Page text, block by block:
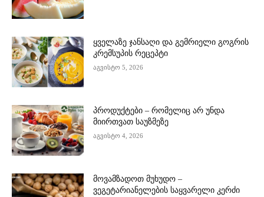
ყველაზე ჯანსაღი და გემრიელი გოგრის
კრემსუპის რეცეპტი
აგვისტო 5, 2026
პროდუქტები – რომელიც არ უნდა
მიირთვათ საუზმეზე
აგვისტო 4, 2026
მოვამზადოთ მუხუდო –
ვეგეტარიანელების საყვარელი კერძი